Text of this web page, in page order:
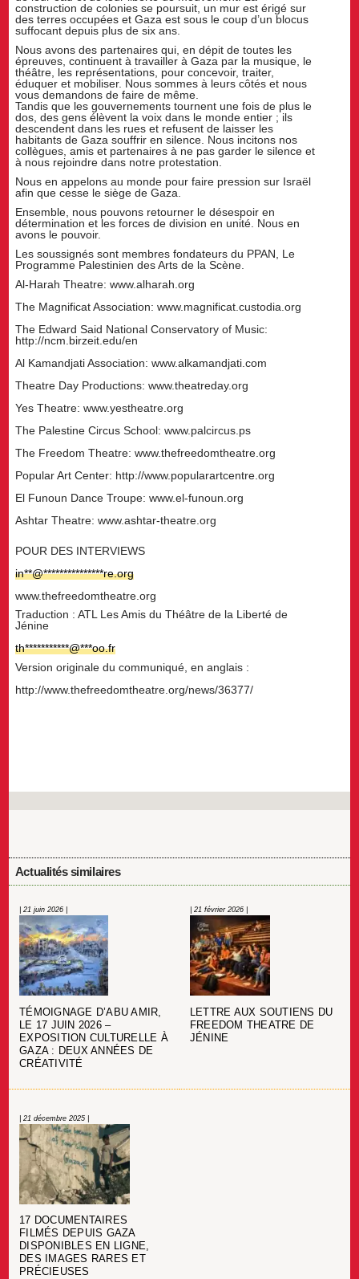
construction de colonies se poursuit, un mur est érigé sur
des terres occupées et Gaza est sous le coup d’un blocus
suffocant depuis plus de six ans.
Nous avons des partenaires qui, en dépit de toutes les
épreuves, continuent à travailler à Gaza par la musique, le
théâtre, les représentations, pour concevoir, traiter,
éduquer et mobiliser. Nous sommes à leurs côtés et nous
vous demandons de faire de même.
Tandis que les gouvernements tournent une fois de plus le
dos, des gens élèvent la voix dans le monde entier ; ils
descendent dans les rues et refusent de laisser les
habitants de Gaza souffrir en silence. Nous incitons nos
collègues, amis et partenaires à ne pas garder le silence et
à nous rejoindre dans notre protestation.
Nous en appelons au monde pour faire pression sur Israël
afin que cesse le siège de Gaza.
Ensemble, nous pouvons retourner le désespoir en
détermination et les forces de division en unité. Nous en
avons le pouvoir.
Les soussignés sont membres fondateurs du PPAN, Le
Programme Palestinien des Arts de la Scène.
Al-Harah Theatre: www.alharah.org
The Magnificat Association: www.magnificat.custodia.org
The Edward Said National Conservatory of Music:
http://ncm.birzeit.edu/en
Al Kamandjati Association: www.alkamandjati.com
Theatre Day Productions: www.theatreday.org
Yes Theatre: www.yestheatre.org
The Palestine Circus School: www.palcircus.ps
The Freedom Theatre: www.thefreedomtheatre.org
Popular Art Center: http://www.popularartcentre.org
El Funoun Dance Troupe: www.el-funoun.org
Ashtar Theatre: www.ashtar-theatre.org
POUR DES INTERVIEWS
in**@***************re.org
www.thefreedomtheatre.org
Traduction : ATL Les Amis du Théâtre de la Liberté de
Jénine
th***********@***oo.fr
Version originale du communiqué, en anglais :
http://www.thefreedomtheatre.org/news/36377/
Actualités similaires
| 21 juin 2026 |
TÉMOIGNAGE D’ABU AMIR,
LE 17 JUIN 2026 –
EXPOSITION CULTURELLE À
GAZA : DEUX ANNÉES DE
CRÉATIVITÉ
| 21 février 2026 |
LETTRE AUX SOUTIENS DU
FREEDOM THEATRE DE
JÉNINE
| 21 décembre 2025 |
17 DOCUMENTAIRES
FILMÉS DEPUIS GAZA
DISPONIBLES EN LIGNE,
DES IMAGES RARES ET
PRÉCIEUSES